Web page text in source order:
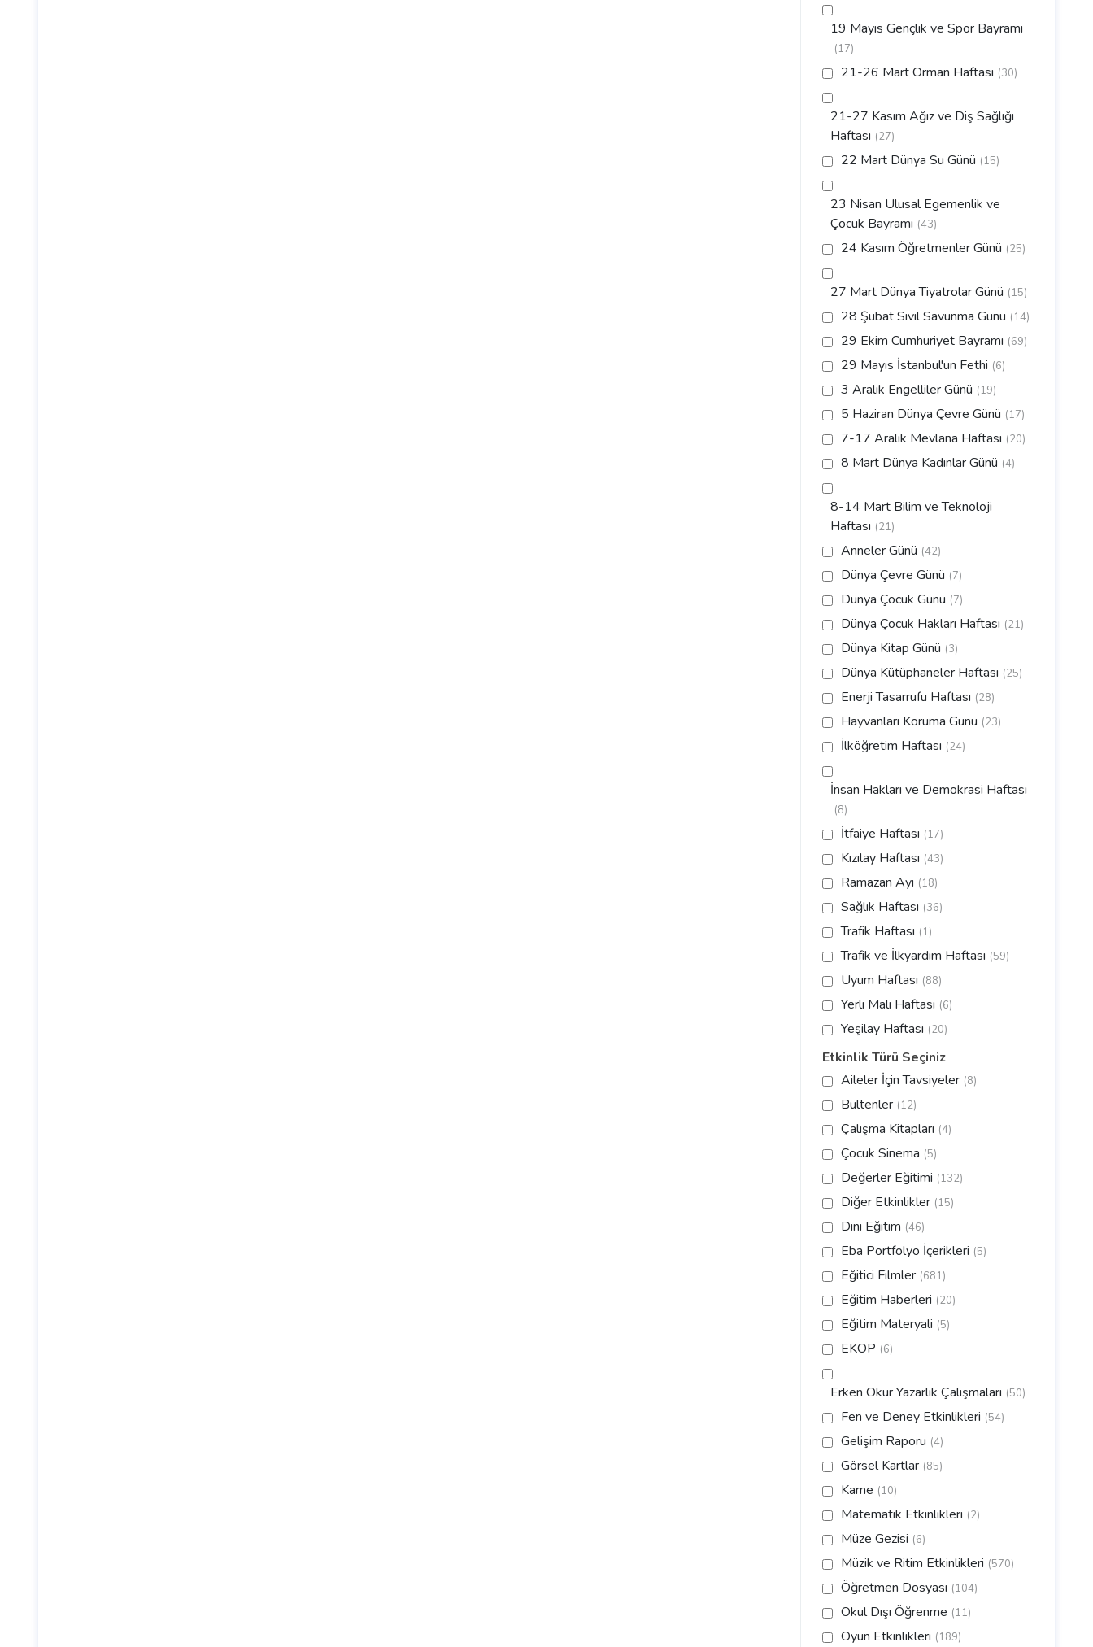
19 Mayıs Gençlik ve Spor Bayramı
(17)
21-26 Mart Orman Haftası (30)
21-27 Kasım Ağız ve Diş Sağlığı
Haftası (27)
22 Mart Dünya Su Günü (15)
23 Nisan Ulusal Egemenlik ve
Çocuk Bayramı (43)
24 Kasım Öğretmenler Günü (25)
27 Mart Dünya Tiyatrolar Günü (15)
28 Şubat Sivil Savunma Günü (14)
29 Ekim Cumhuriyet Bayramı (69)
29 Mayıs İstanbul'un Fethi (6)
3 Aralık Engelliler Günü (19)
5 Haziran Dünya Çevre Günü (17)
7-17 Aralık Mevlana Haftası (20)
8 Mart Dünya Kadınlar Günü (4)
8-14 Mart Bilim ve Teknoloji
Haftası (21)
Anneler Günü (42)
Dünya Çevre Günü (7)
Dünya Çocuk Günü (7)
Dünya Çocuk Hakları Haftası (21)
Dünya Kitap Günü (3)
Dünya Kütüphaneler Haftası (25)
Enerji Tasarrufu Haftası (28)
Hayvanları Koruma Günü (23)
İlköğretim Haftası (24)
İnsan Hakları ve Demokrasi Haftası
(8)
İtfaiye Haftası (17)
Kızılay Haftası (43)
Ramazan Ayı (18)
Sağlık Haftası (36)
Trafik Haftası (1)
Trafik ve İlkyardım Haftası (59)
Uyum Haftası (88)
Yerli Malı Haftası (6)
Yeşilay Haftası (20)
Etkinlik Türü Seçiniz
Aileler İçin Tavsiyeler (8)
Bültenler (12)
Çalışma Kitapları (4)
Çocuk Sinema (5)
Değerler Eğitimi (132)
Diğer Etkinlikler (15)
Dini Eğitim (46)
Eba Portfolyo İçerikleri (5)
Eğitici Filmler (681)
Eğitim Haberleri (20)
Eğitim Materyali (5)
EKOP (6)
Erken Okur Yazarlık Çalışmaları (50)
Fen ve Deney Etkinlikleri (54)
Gelişim Raporu (4)
Görsel Kartlar (85)
Karne (10)
Matematik Etkinlikleri (2)
Müze Gezisi (6)
Müzik ve Ritim Etkinlikleri (570)
Öğretmen Dosyası (104)
Okul Dışı Öğrenme (11)
Oyun Etkinlikleri (189)